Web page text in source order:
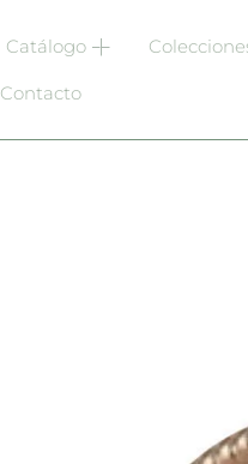
Catálogo
Contacto